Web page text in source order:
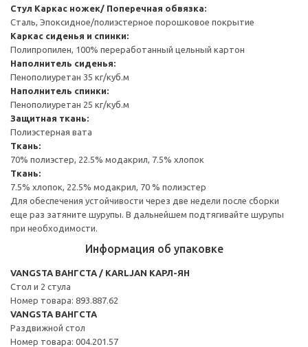
Стул Каркас ножек/ Поперечная обвязка:
Сталь, Эпоксидное/полиэстерное порошковое покрытие
Каркас сиденья и спинки:
Полипропилен, 100% переработанный цельный картон
Наполнитель сиденья:
Пенополиуретан 35 кг/куб.м
Наполнитель спинки:
Пенополиуретан 25 кг/куб.м
Защитная ткань:
Полиэстерная вата
Ткань:
70% полиэстер, 22.5% модакрил, 7.5% хлопок
Ткань:
7.5% хлопок, 22.5% модакрил, 70 % полиэстер
Для обеспечения устойчивости через две недели после сборки
еще раз затяните шурупы. В дальнейшем подтягивайте шурупы
при необходимости.
Информация об упаковке
VANGSTA ВАНГСТА / KARLJAN КАРЛ-ЯН
Стол и 2 стула
Номер товара: 893.887.62
VANGSTA ВАНГСТА
Раздвижной стол
Номер товара: 004.201.57